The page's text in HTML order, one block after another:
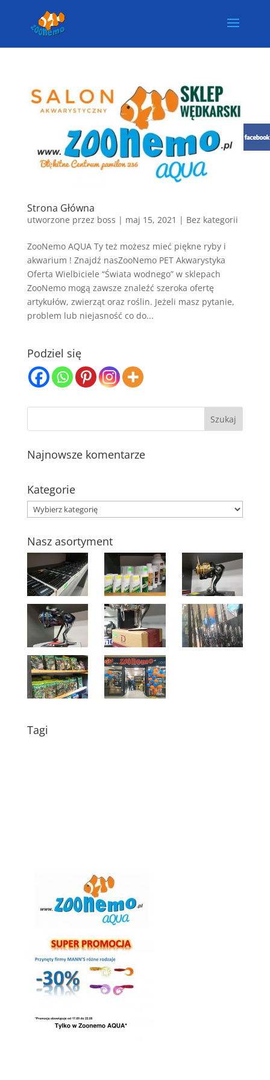
Strona Główna
utworzone przez boss | maj 15, 2021 | Bez kategorii
ZooNemo AQUA Ty też możesz mieć piękne ryby i
akwarium ! Znajdź nasZooNemo PET Akwarystyka
Oferta Wielbiciele “Świata wodnego” w sklepach
ZooNemo mogą zawsze znaleźć szeroka ofertę
artykułów, zwierząt oraz roślin. Jeżeli masz pytanie,
problem lub niejasność co do...
Podziel się
Najnowsze komentarze
Kategorie
Kategorie
Nasz asortyment
Tagi